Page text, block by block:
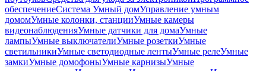
обеспечениеСистема Умный домУправление умным
домомУмные колонки, станцииУмные камеры
видеонаблюденияУмные датчики для домаУмные
лампыУмные выключателиУмные розеткиУмные
светильникиУмные светодиодные лентыУмные релеУмные
замкиУмные домофоныУмные карнизыУмные